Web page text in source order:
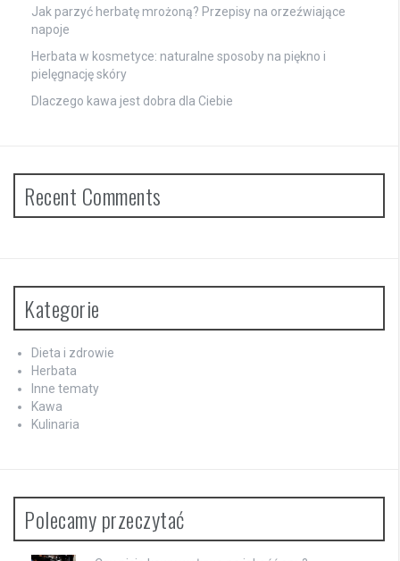
Jak parzyć herbatę mrożoną? Przepisy na orzeźwiające
napoje
Herbata w kosmetyce: naturalne sposoby na piękno i
pielęgnację skóry
Dlaczego kawa jest dobra dla Ciebie
Recent Comments
Kategorie
Dieta i zdrowie
Herbata
Inne tematy
Kawa
Kulinaria
Polecamy przeczytać